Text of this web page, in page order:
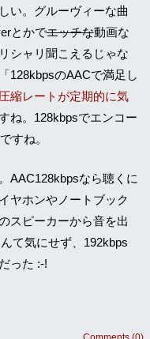
い。グルーヴィーな曲
とかでエッチな動画な
シャリ聞こえるじゃな
128kbpsのAACで満足し
縮レートが定期的に気
ね。128kbpsでエンコー
すね。
AAC128kbpsなら聴くに
ヤホンやノートブック
スピーカーから音を出
て気にせず、192kbps
った :-!